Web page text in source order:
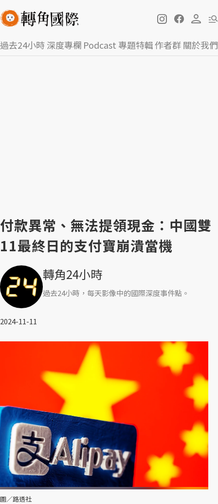
過去24小時深度專欄 Podcast 專題特輯作者群關於我們
付款異常、無法提領現金：中國雙
11最終日的支付寶崩潰當機
轉角24小時
過去24小時，每天影像中的國際深度事件點。
2024-11-11
圖／路透社